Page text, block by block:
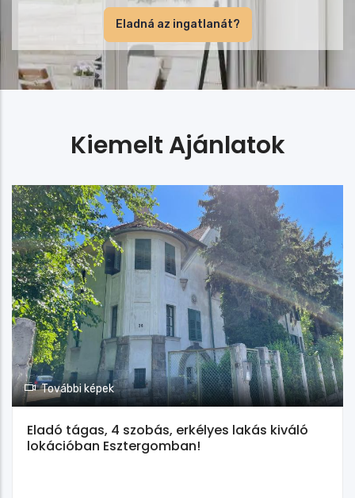
Eladná az ingatlanát?
Kiemelt Ajánlatok
További képek
Eladó tágas, 4 szobás, erkélyes lakás kiváló
lokációban Esztergomban!